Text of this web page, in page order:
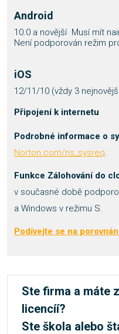
Android
10.0 a novější Musí mít
Není podporován režim
iOS
12/11/10 (vždy 3
Připojení k internetu
Podrobné informace o
Norton.com/ns_sysreq.
Funkce Zálohování do
v současné době
a Windows v režimu S.
Podívejte se na
Ste firma a máte
licencíí?
Ste škola alebo